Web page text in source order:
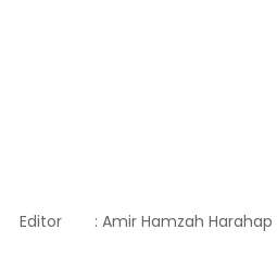
Editor : Amir Hamzah Harahap